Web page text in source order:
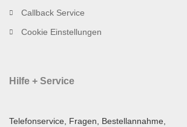
Callback Service
Cookie Einstellungen
Hilfe + Service
Telefonservice, Fragen, Bestellannahme,